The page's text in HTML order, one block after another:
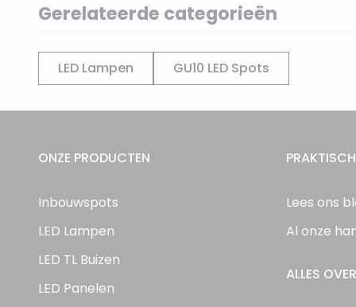
Gerelateerde categorieën
LED Lampen GU10 LED Spots
ONZE PRODUCTEN
Inbouwspots
LED Lampen
LED TL Buizen
LED Panelen
Lees ons
Al onze
ALLES